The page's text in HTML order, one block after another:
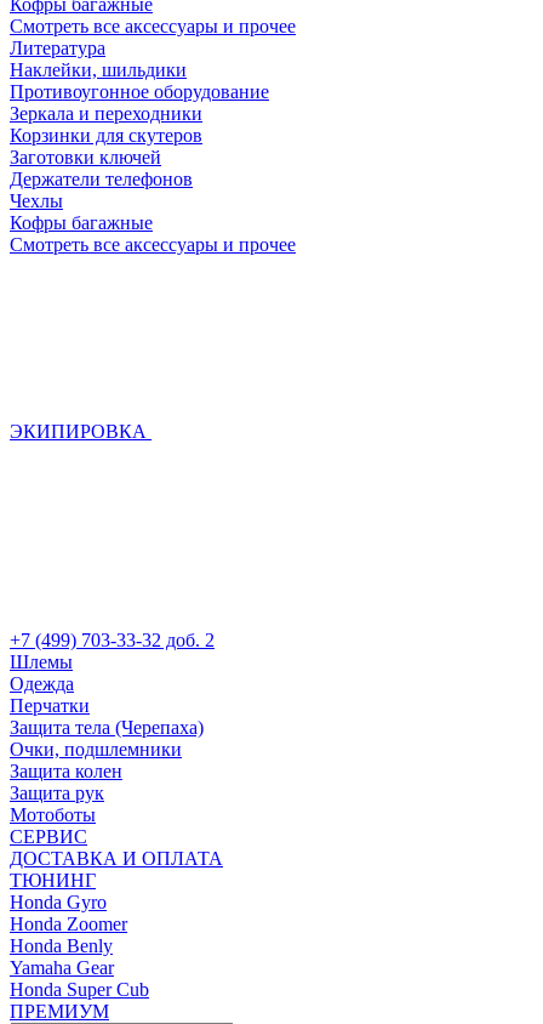
Кофры багажные
Смотреть все аксессуары и прочее
Литература
Наклейки, шильдики
Противоугонное оборудование
Зеркала и переходники
Корзинки для скутеров
Заготовки ключей
Держатели телефонов
Чехлы
Кофры багажные
Смотреть все аксессуары и прочее
ЭКИПИРОВКА
+7 (499) 703-33-32 доб. 2
Шлемы
Одежда
Перчатки
Защита тела (Черепаха)
Очки, подшлемники
Защита колен
Защита рук
Мотоботы
СЕРВИС
ДОСТАВКА И ОПЛАТА
ТЮНИНГ
Honda Gyro
Honda Zoomer
Honda Benly
Yamaha Gear
Honda Super Cub
ПРЕМИУМ